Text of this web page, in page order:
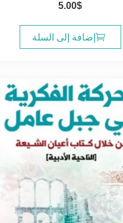
5.00$
إضافة إلى السلة